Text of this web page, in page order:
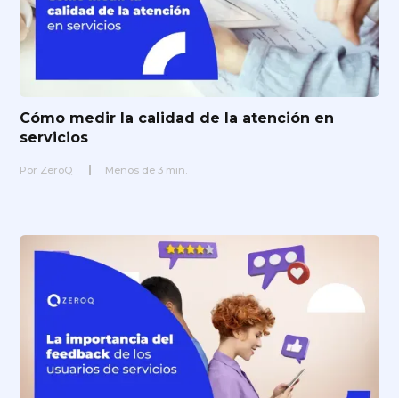
Cómo medir la calidad de la atención en
servicios
Por ZeroQ Menos de 3 min.